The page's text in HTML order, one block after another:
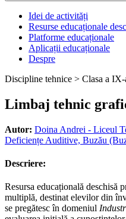
Idei de activități
Resurse educaționale
Platforme educaționale
Aplicații educaționale
Despre
Discipline tehnice > Clasa a
Limbaj tehnic
Autor: Doina Andrei - Liceul
Deficiențe Auditive, Buzău
Descriere:
Resursa educațională deschisă
multiplă, destinat elevilor din
se pregătesc în domeniul